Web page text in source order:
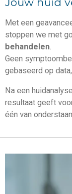
Met een
stoppen we met
behandelen
Geen
gebaseerd op
Na een
resultaat geeft
één van